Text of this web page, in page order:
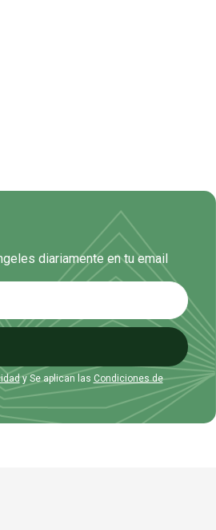
diariamente en tu email
y Se aplican las Condiciones de